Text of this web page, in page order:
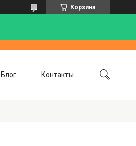
Корзина
Блог Контакты